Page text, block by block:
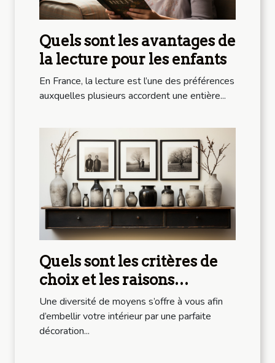
Quels sont les avantages de
la lecture pour les enfants
En France, la lecture est l’une des préférences
auxquelles plusieurs accordent une entière...
Quels sont les critères de
choix et les raisons
d’acheter un tableau en
noir et blanc ?
Une diversité de moyens s’offre à vous afin
d’embellir votre intérieur par une parfaite
décoration...